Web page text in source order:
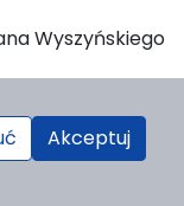
Wyszyńskiego
Akceptuj